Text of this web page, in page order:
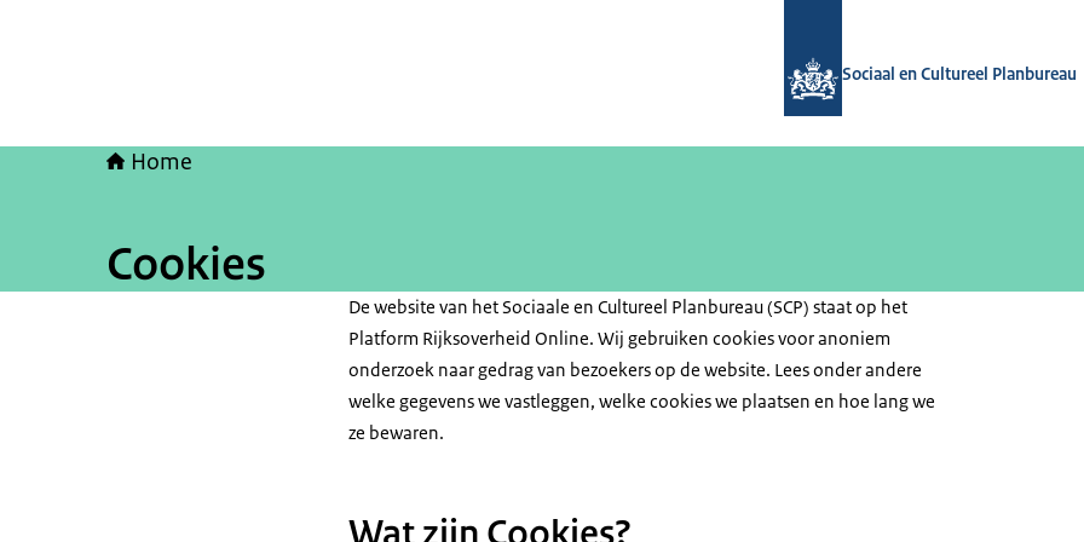
Sociaal en Cultureel Planbureau
Home
Cookies
De website van het Sociaale en Cultureel Planbureau (SCP) staat op het
Platform Rijksoverheid Online. Wij gebruiken cookies voor anoniem
onderzoek naar gedrag van bezoekers op de website. Lees onder andere
welke gegevens we vastleggen, welke cookies we plaatsen en hoe lang we
ze bewaren.